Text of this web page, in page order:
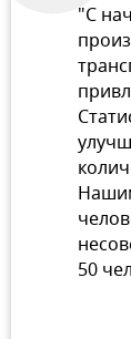
"С
50